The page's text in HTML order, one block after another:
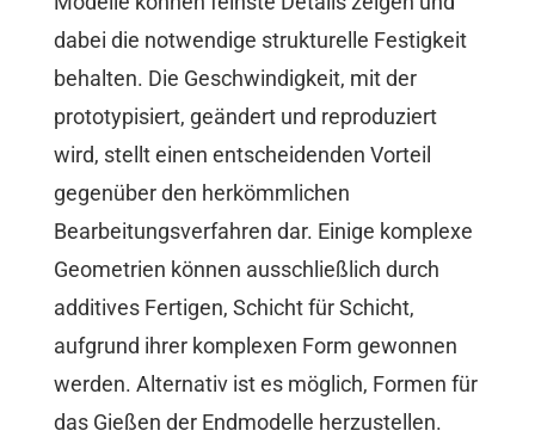
dabei die notwendige strukturelle Festigkeit
behalten. Die Geschwindigkeit, mit der
prototypisiert, geändert und reproduziert
wird, stellt einen entscheidenden Vorteil
gegenüber den herkömmlichen
Bearbeitungsverfahren dar. Einige komplexe
Geometrien können ausschließlich durch
additives Fertigen, Schicht für Schicht,
aufgrund ihrer komplexen Form gewonnen
werden. Alternativ ist es möglich, Formen für
das Gießen der Endmodelle herzustellen.